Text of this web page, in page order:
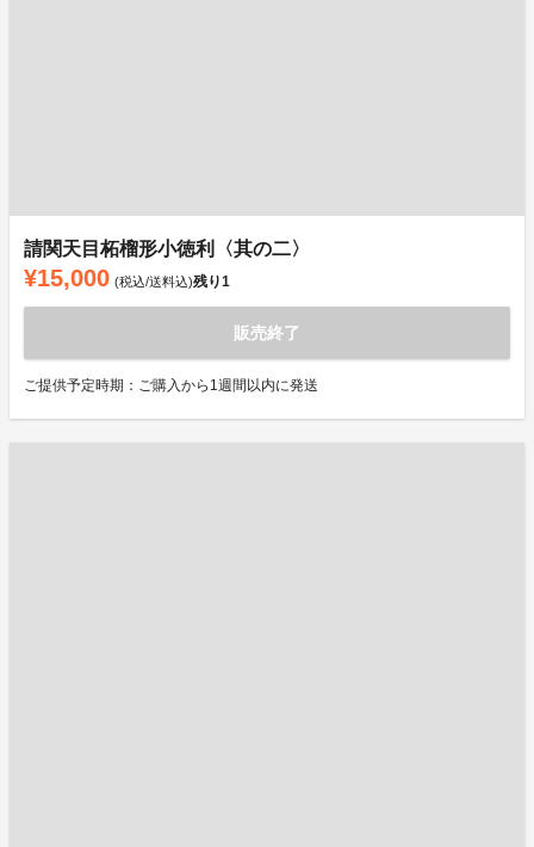
請関天目柘榴形小徳利〈其の二〉
¥15,000 (税込/送料込)残り1
販売終了
ご提供予定時期：ご購入から1週間以内に発送